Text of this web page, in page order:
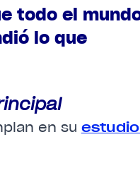
todo el
lo que
en su